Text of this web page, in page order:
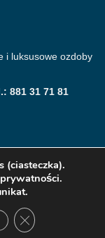
i luksusowe ozdoby
881 31 71 81
na ściany.
(ciasteczka).
ZAMKNIJ